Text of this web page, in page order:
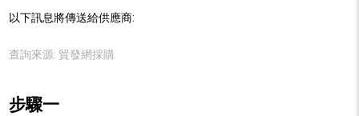
以下訊息將傳送給供應商:
查詢來源: 貿發網採購
步驟一